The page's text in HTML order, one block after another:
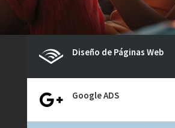
 Diseño de Páginas Web
 Google ADS